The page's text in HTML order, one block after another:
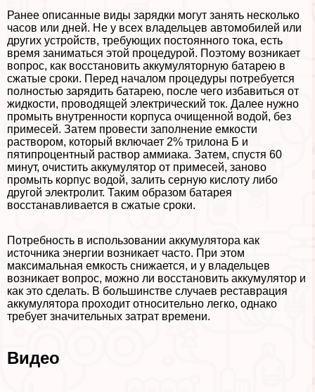
Ранее описанные виды зарядки могут занять несколько
часов или дней. Не у всех владельцев автомобилей или
других устройств, требующих постоянного тока, есть
время заниматься этой процедурой. Поэтому возникает
вопрос, как восстановить аккумуляторную батарею в
сжатые сроки. Перед началом процедуры потребуется
полностью зарядить батарею, после чего избавиться от
жидкости, проводящей электрический ток. Далее нужно
промыть внутренности корпуса очищенной водой, без
примесей. Затем провести заполнение емкости
раствором, который включает 2% трилона Б и
пятипроцентный раствор аммиака. Затем, спустя 60
минут, очистить аккумулятор от примесей, заново
промыть корпус водой, залить серную кислоту либо
другой электролит. Таким образом батарея
восстанавливается в сжатые сроки.
Потребность в использовании аккумулятора как
источника энергии возникает часто. При этом
максимальная емкость снижается, и у владельцев
возникает вопрос, можно ли восстановить аккумулятор и
как это сделать. В большинстве случаев реставрация
аккумулятора проходит относительно легко, однако
требует значительных затрат времени.
Видео